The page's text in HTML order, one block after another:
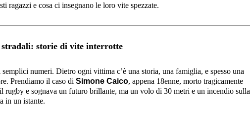
ragazzi e cosa ci insegnano le loro vite spezzate.
storie di vite interrotte
numeri. Dietro ogni vittima c’è una storia, una famiglia, e spesso una
Prendiamo il caso di Simone Caico, appena 18enne, morto tragicamente
rugby e sognava un futuro brillante, ma un volo di 30 metri e un incendio sulla
in un istante.